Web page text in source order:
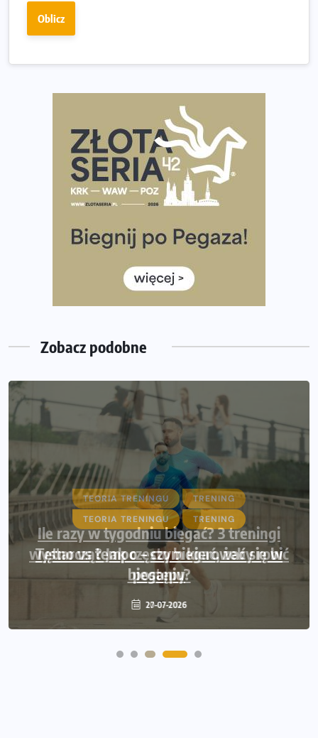
dniu.
wybiera wyzwanie trzech największych maratonów w
Praska 5k Run gospodarzem Mistrzostw Polski
Największy Bieg Powstania Warszawskiego w historii.
Ponad 12 tysięcy uczestników pobiegło dla Bohaterów!
Tętno vs tempo – czym kierować się w bieganiu?
Co ma dużo białka? Produkty, które warto włączyć do
Rozbiegany Olsztyn szykuje się na weekend z
Już w tę sobotę 35. Bieg Powstania Warszawskiego.
Wystartuje rekordowa liczba uczestników
Oblicz
Zobacz podobne
TEORIA TRENINGU TRENING
Ile razy w tygodniu biegać? 3 treningi
wystarczą? Jak często biegać, żeby robić
postępy
20-07-2026